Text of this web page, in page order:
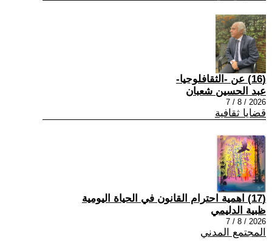
(16) عن -الثقافلوجيا-
عبد الحسين شعبان
2026 / 8 / 7
قضايا ثقافية
(17) اهمية احترام القانون في الحياة اليومية
ظبية الدليمي
2026 / 8 / 7
المجتمع المدني